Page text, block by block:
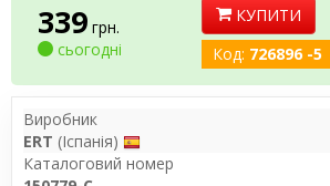
339 грн.
сьогодні
КУПИТИ
Код: 726896 -5
Виробник
ERT (Іспанія)
Каталоговий номер